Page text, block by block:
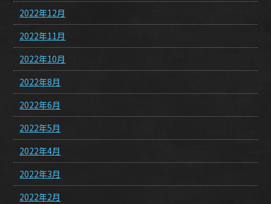
2022年12月
2022年11月
2022年10月
2022年8月
2022年6月
2022年5月
2022年4月
2022年3月
2022年2月